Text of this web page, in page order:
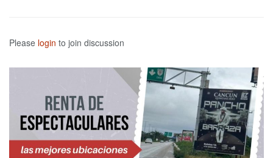
Please login to join discussion